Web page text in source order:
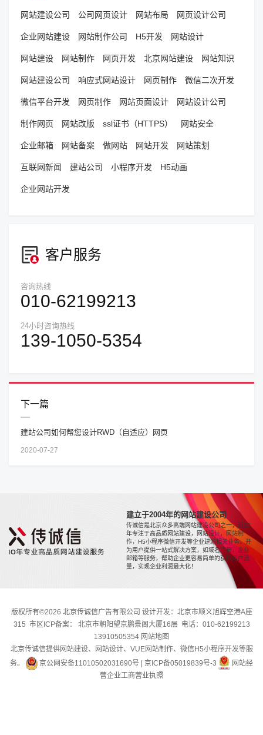
网站建设公司 公司网页设计 网站布局 网页设计公司
企业网站建设 网站制作公司 H5开发 网站设计
网站建设 网站制作 网页开发 北京网站建设 网站知识
网站建设公司 响应式网站设计 网页制作 微信二次开发
微信平台开发 网页制作 网站页面设计 网站设计公司
制作网页 网站改版 ssl证书（HTTPS） 网站安全
企业邮箱 网站备案 做网站 网站开发 网站策划
互联网新闻 建站公司 小程序开发 H5动画
企业网站开发
客户服务
咨询热线
010-62199213
24小时咨询热线
139-1050-5354
下一篇
建站公司如何帮您设计RWD（自适应）网页
2020-07-27
建立于2004年的网站建设公司
传诚信是北京众多高端网站建设公司之一，近20
年专注于高品质网站建设，网站设计，网站制
作，H5小程序微信开发等企业建站相关业务，并
为用户提供一站式解决方案，如域名注册，企业
邮箱等服务，帮助企业更容易简单的获取用户流
量，实现企业利润最大化！
版权所有©2026 北京传诚信广告有限公司 设计开发：北京市顺义旭辉空港A座
315 市区ICP备案： 北京市朝阳望京鹏景阁大厦16层 电话：010-62199213
13910505354 网站地图
北京传诚信提供网站建设、网站设计、VUE网站制作、微信H5小程序开发等服
务。
京公网安备11010502031690号 京ICP备05019839号-3
网站经
营企业工商营业执照